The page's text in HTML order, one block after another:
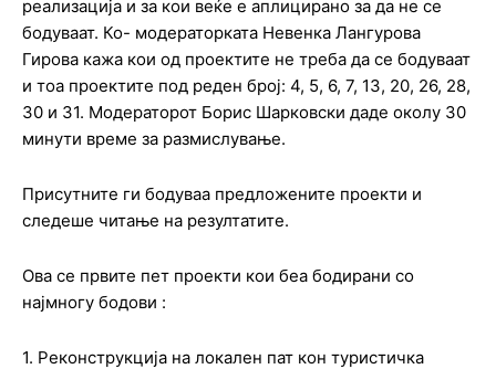
реализација и за кои веќе е аплицирано за да не се
бодуваат. Ко- модераторката Невенка Лангурова
Гирова кажа кои од проектите не треба да се бодуваат
и тоа проектите под реден број: 4, 5, 6, 7, 13, 20, 26, 28,
30 и 31. Модераторот Борис Шарковски даде околу 30
минути време за размислување.
Присутните ги бодуваа предложените проекти и
следеше читање на резултатите.
Ова се првите пет проекти кои беа бодирани со
најмногу бодови :
1. Реконструкција на локален пат кон туристичка